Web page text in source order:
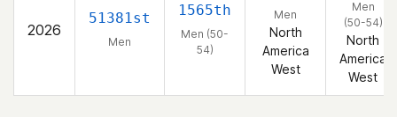
2026
51381st
Men
1565th
Men (50-
54)
Men
North
America
West
Men
(50-54)
North
America
West